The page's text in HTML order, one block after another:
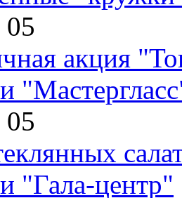
05
акция
05
"Гала-центр"